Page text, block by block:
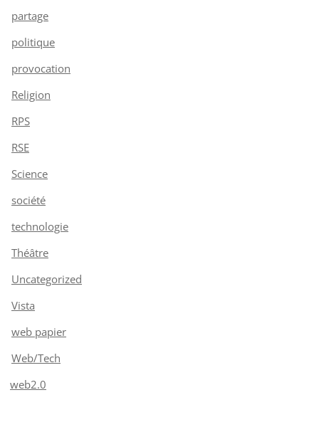
partage
politique
provocation
Religion
RPS
RSE
Science
société
technologie
Théâtre
Uncategorized
Vista
web papier
Web/Tech
web2.0